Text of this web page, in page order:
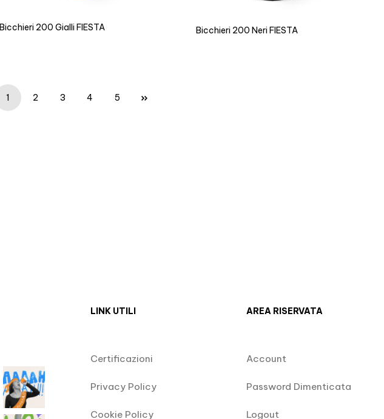
Bicchieri 200 Gialli FIESTA Bicchieri 200 Neri FIESTA
1 2 3 4 5
LINK UTILI
Certificazioni
Privacy Policy
Cookie Policy
AREA RISERVATA
Account
Password Dimenticata
Logout